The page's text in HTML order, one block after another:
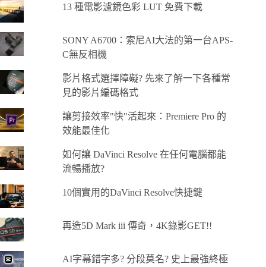
13 種電影濾鏡色彩 LUT 免費下載
SONY A6700：索尼AI大法的第一台APS-
C無反相機
影片格式選擇障礙? 先來了解一下各種常
見的影片編碼格式
讓剪接效率"快"活起來：Premiere Pro 的
效能最佳化
如何讓 DaVinci Resolve 在任何電腦都能
流暢播放?
10個實用的DaVinci Resolve快捷鍵
再造5D Mark iii 傳奇，4K錄影GET!!
AI字幕錯字多? 分段莫名? 史上最強終極